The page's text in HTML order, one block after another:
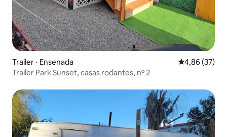
Trailer ⋅ Ensenada 4,86 de uma
4,86 (37)
Trailer Park Sunset, casas rodantes, nº 2